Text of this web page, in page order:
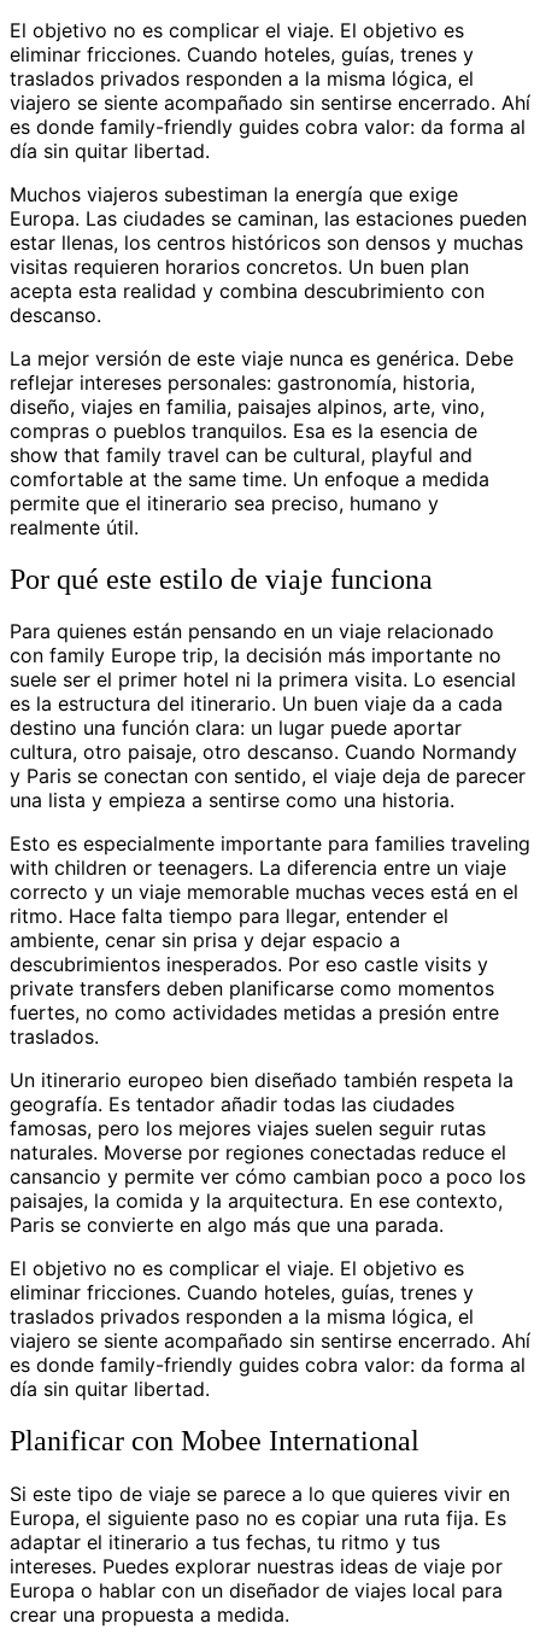
El objetivo no es complicar el viaje. El objetivo es
eliminar fricciones. Cuando hoteles, guías, trenes y
traslados privados responden a la misma lógica, el
viajero se siente acompañado sin sentirse encerrado. Ahí
es donde family-friendly guides cobra valor: da forma al
día sin quitar libertad.
Muchos viajeros subestiman la energía que exige
Europa. Las ciudades se caminan, las estaciones pueden
estar llenas, los centros históricos son densos y muchas
visitas requieren horarios concretos. Un buen plan
acepta esta realidad y combina descubrimiento con
descanso.
La mejor versión de este viaje nunca es genérica. Debe
reflejar intereses personales: gastronomía, historia,
diseño, viajes en familia, paisajes alpinos, arte, vino,
compras o pueblos tranquilos. Esa es la esencia de
show that family travel can be cultural, playful and
comfortable at the same time. Un enfoque a medida
permite que el itinerario sea preciso, humano y
realmente útil.
Por qué este estilo de viaje funciona
Para quienes están pensando en un viaje relacionado
con family Europe trip, la decisión más importante no
suele ser el primer hotel ni la primera visita. Lo esencial
es la estructura del itinerario. Un buen viaje da a cada
destino una función clara: un lugar puede aportar
cultura, otro paisaje, otro descanso. Cuando Normandy
y Paris se conectan con sentido, el viaje deja de parecer
una lista y empieza a sentirse como una historia.
Esto es especialmente importante para families traveling
with children or teenagers. La diferencia entre un viaje
correcto y un viaje memorable muchas veces está en el
ritmo. Hace falta tiempo para llegar, entender el
ambiente, cenar sin prisa y dejar espacio a
descubrimientos inesperados. Por eso castle visits y
private transfers deben planificarse como momentos
fuertes, no como actividades metidas a presión entre
traslados.
Un itinerario europeo bien diseñado también respeta la
geografía. Es tentador añadir todas las ciudades
famosas, pero los mejores viajes suelen seguir rutas
naturales. Moverse por regiones conectadas reduce el
cansancio y permite ver cómo cambian poco a poco los
paisajes, la comida y la arquitectura. En ese contexto,
Paris se convierte en algo más que una parada.
El objetivo no es complicar el viaje. El objetivo es
eliminar fricciones. Cuando hoteles, guías, trenes y
traslados privados responden a la misma lógica, el
viajero se siente acompañado sin sentirse encerrado. Ahí
es donde family-friendly guides cobra valor: da forma al
día sin quitar libertad.
Planificar con Mobee International
Si este tipo de viaje se parece a lo que quieres vivir en
Europa, el siguiente paso no es copiar una ruta fija. Es
adaptar el itinerario a tus fechas, tu ritmo y tus
intereses. Puedes explorar nuestras ideas de viaje por
Europa o hablar con un diseñador de viajes local para
crear una propuesta a medida.